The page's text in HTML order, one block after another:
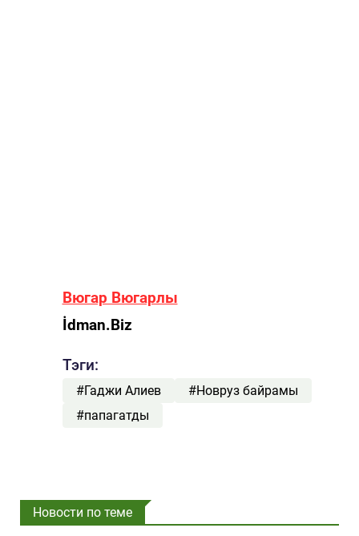
Вюгар Вюгарлы
İdman.Biz
Тэги:
#Гаджи Алиев
#Новруз байрамы
#папагатды
Новости по теме